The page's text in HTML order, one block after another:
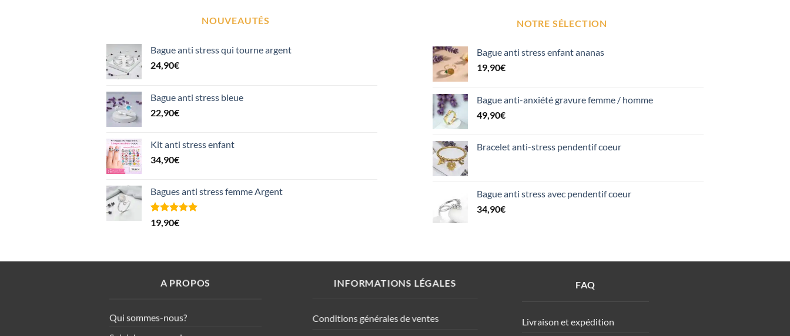
NOUVEAUTÉS
Bague anti stress qui tourne argent
24,90€
Bague anti stress bleue
22,90€
Kit anti stress enfant
34,90€
Bagues anti stress femme Argent
Noté5.00
sur 5 basé
1
19,90€
NOTRE SÉLECTION
Bague anti stress enfant ananas
19,90€
Bague anti-anxiété gravure femme / homme
49,90€
Bracelet anti-stress pendentif coeur
Bague anti stress avec pendentif coeur
34,90€
A PROPOS
Qui sommes-nous?
INFORMATIONS LÉGALES
Conditions générales de ventes
FAQ
Livraison et expédition